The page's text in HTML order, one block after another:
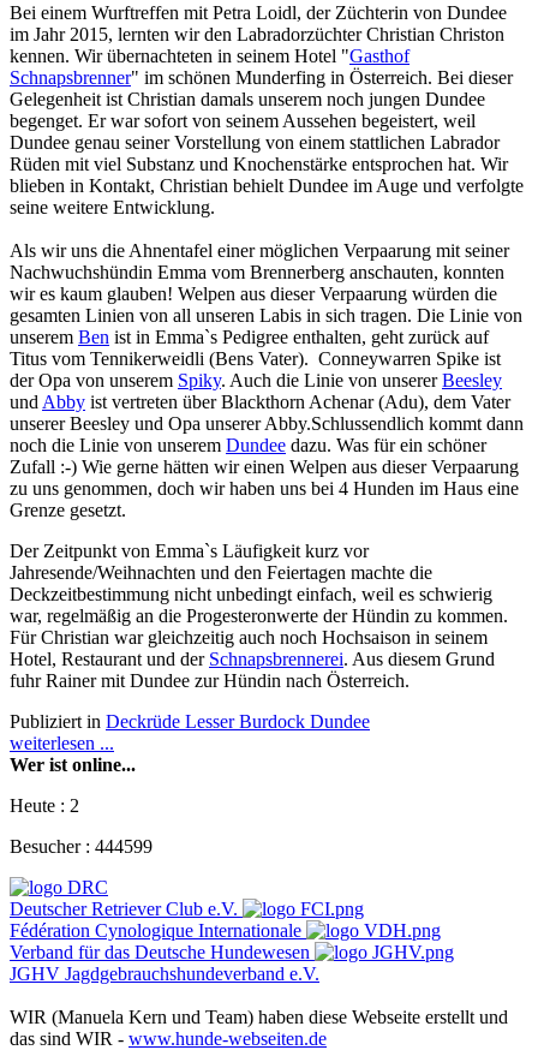
Bei einem Wurftreffen mit Petra Loidl, der Züchterin von Dundee
im Jahr 2015, lernten wir den Labradorzüchter Christian Christon
kennen. Wir übernachteten in seinem Hotel "Gasthof
Schnapsbrenner" im schönen Munderfing in Österreich. Bei dieser
Gelegenheit ist Christian damals unserem noch jungen Dundee
begenget. Er war sofort von seinem Aussehen begeistert, weil
Dundee genau seiner Vorstellung von einem stattlichen Labrador
Rüden mit viel Substanz und Knochenstärke entsprochen hat. Wir
blieben in Kontakt, Christian behielt Dundee im Auge und verfolgte
seine weitere Entwicklung.
Als wir uns die Ahnentafel einer möglichen Verpaarung mit seiner
Nachwuchshündin Emma vom Brennerberg anschauten, konnten
wir es kaum glauben! Welpen aus dieser Verpaarung würden die
gesamten Linien von all unseren Labis in sich tragen. Die Linie von
unserem Ben ist in Emma`s Pedigree enthalten, geht zurück auf
Titus vom Tennikerweidli (Bens Vater). Conneywarren Spike ist
der Opa von unserem Spiky. Auch die Linie von unsererBeesley
und Abby ist vertreten über Blackthorn Achenar (Adu), dem Vater
unserer Beesley und Opa unserer Abby.Schlussendlich kommt dann
noch die Linie von unserem Dundee dazu. Was für ein schöner
Zufall :-) Wie gerne hätten wir einen Welpen aus dieser Verpaarung
zu uns genommen, doch wir haben uns bei 4 Hunden im Haus eine
Grenze gesetzt.
Der Zeitpunkt von Emma`s Läufigkeit kurz vor
Jahresende/Weihnachten und den Feiertagen machte die
Deckzeitbestimmung nicht unbedingt einfach, weil es schwierig
war, regelmäßig an die Progesteronwerte der Hündin zu kommen.
Für Christian war gleichzeitig auch noch Hochsaison in seinem
Hotel, Restaurant und der Schnapsbrennerei. Aus diesem Grund
fuhr Rainer mit Dundee zur Hündin nach Österreich.
Publiziert in Deckrüde Lesser Burdock Dundee
weiterlesen ...
Wer ist online...
Heute : 2
Besucher : 444599
Deutscher Retriever Club e.V.
Fédération Cynologique Internationale
Verband für das Deutsche Hundewesen
JGHV Jagdgebrauchshundeverband e.V.
WIR (Manuela Kern und Team) haben diese Webseite erstellt und
das sind WIR - www.hunde-webseiten.de